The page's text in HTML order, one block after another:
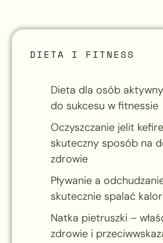
DIETA I FITNESS
Dieta dla osób
do sukcesu w fitnessie
Oczyszczanie jelit
skuteczny sposób na
zdrowie
Pływanie a
skutecznie spalać
Natka pietruszki –
zdrowie i